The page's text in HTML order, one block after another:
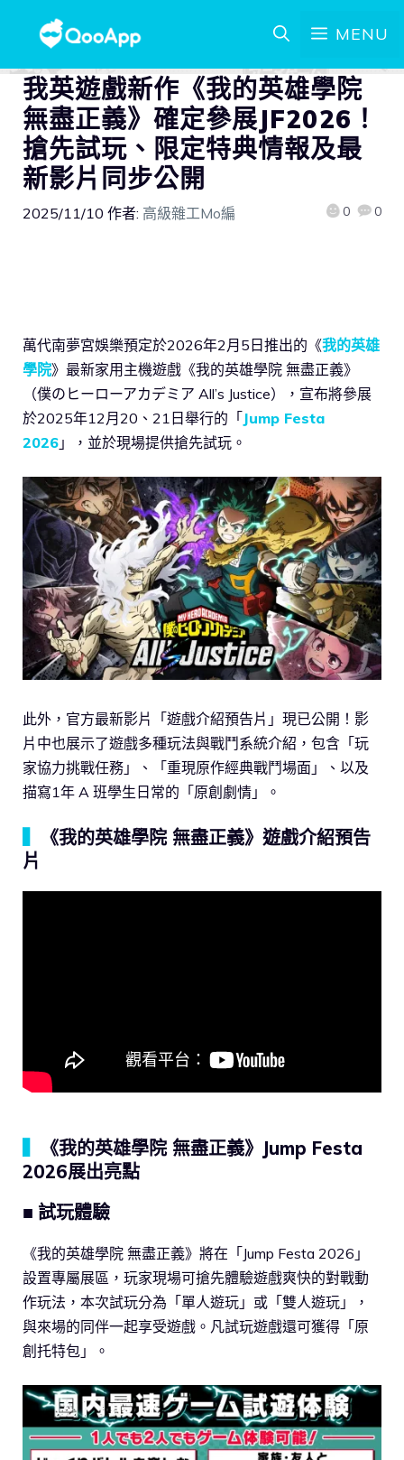
MENU
我英遊戲新作《我的英雄學院
無盡正義》確定參展JF2026！
搶先試玩、限定特典情報及最
新影片同步公開
2025/11/10 作者: 高級雜工Mo編 0 0
萬代南夢宮娛樂預定於2026年2月5日推出的《我的英雄
學院》最新家用主機遊戲《我的英雄學院 無盡正義》
（僕のヒーローアカデミア All’s Justice），宣布將參展
於2025年12月20、21日舉行的「Jump Festa
2026 」，並於現場提供搶先試玩。
此外，官方最新影片「遊戲介紹預告片」現已公開！影
片中也展示了遊戲多種玩法與戰鬥系統介紹，包含「玩
家協力挑戰任務」、「重現原作經典戰鬥場面」、以及
描寫1年 A 班學生日常的「原創劇情」。
《我的英雄學院 無盡正義》遊戲介紹預告
片
《我的英雄學院 無盡正義》Jump Festa
2026展出亮點
■ 試玩體驗
《我的英雄學院 無盡正義》將在「Jump Festa 2026」
設置專屬展區，玩家現場可搶先體驗遊戲爽快的對戰動
作玩法，本次試玩分為「單人遊玩」或「雙人遊玩」，
與來場的同伴一起享受遊戲。凡試玩遊戲還可獲得「原
創托特包」。